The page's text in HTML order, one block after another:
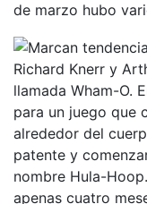
de marzo hubo
Richard Knerr y
llamada Wham-O.
para un juego que
alrededor del
patente y
nombre Hula-
apenas cuatro